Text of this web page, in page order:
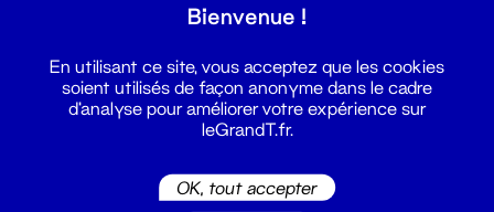
Bienvenue !
En utilisant ce site, vous acceptez que les cookies
soient utilisés de façon anonyme dans le cadre
d'analyse pour améliorer votre expérience sur
leGrandT.fr.
OK, tout accepter